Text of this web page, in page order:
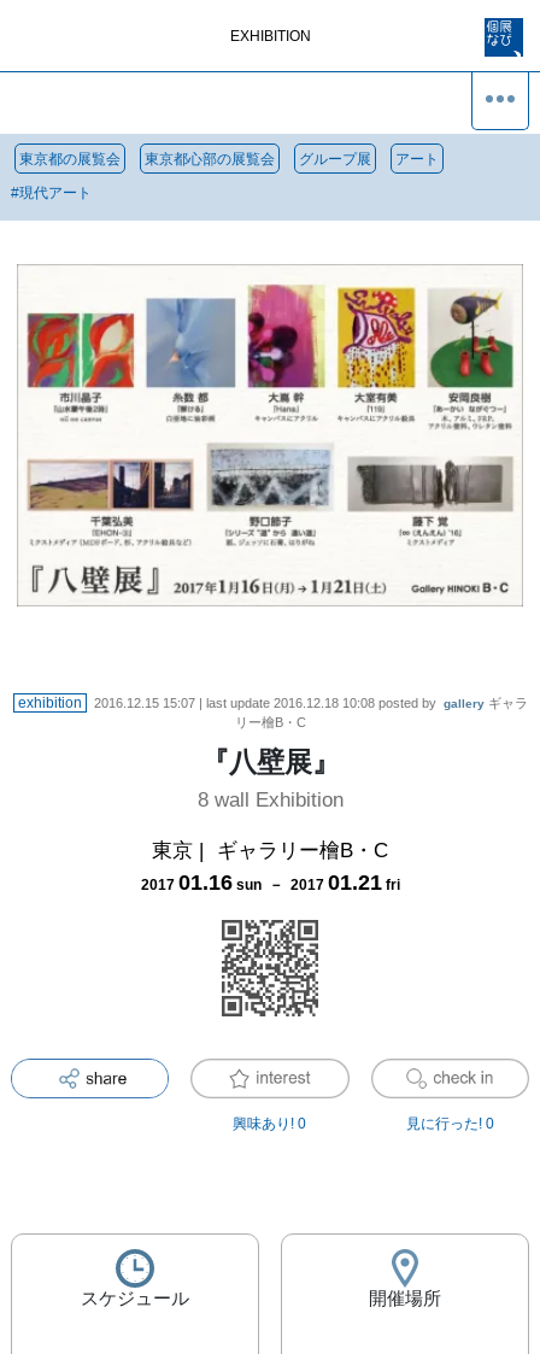
EXHIBITION
東京都の展覧会 東京都心部の展覧会 グループ展 アート
#現代アート
exhibition 2016.12.15 15:07| last update 2016.12.18 10:08posted by gallery ギャラ
リー檜B・C
『八壁展』
8 wall Exhibition
東京 | ギャラリー檜B・C
2017 01.16 sun－ 2017 01.21 fri
興味あり! 0 見に行った! 0
スケジュール 開催場所